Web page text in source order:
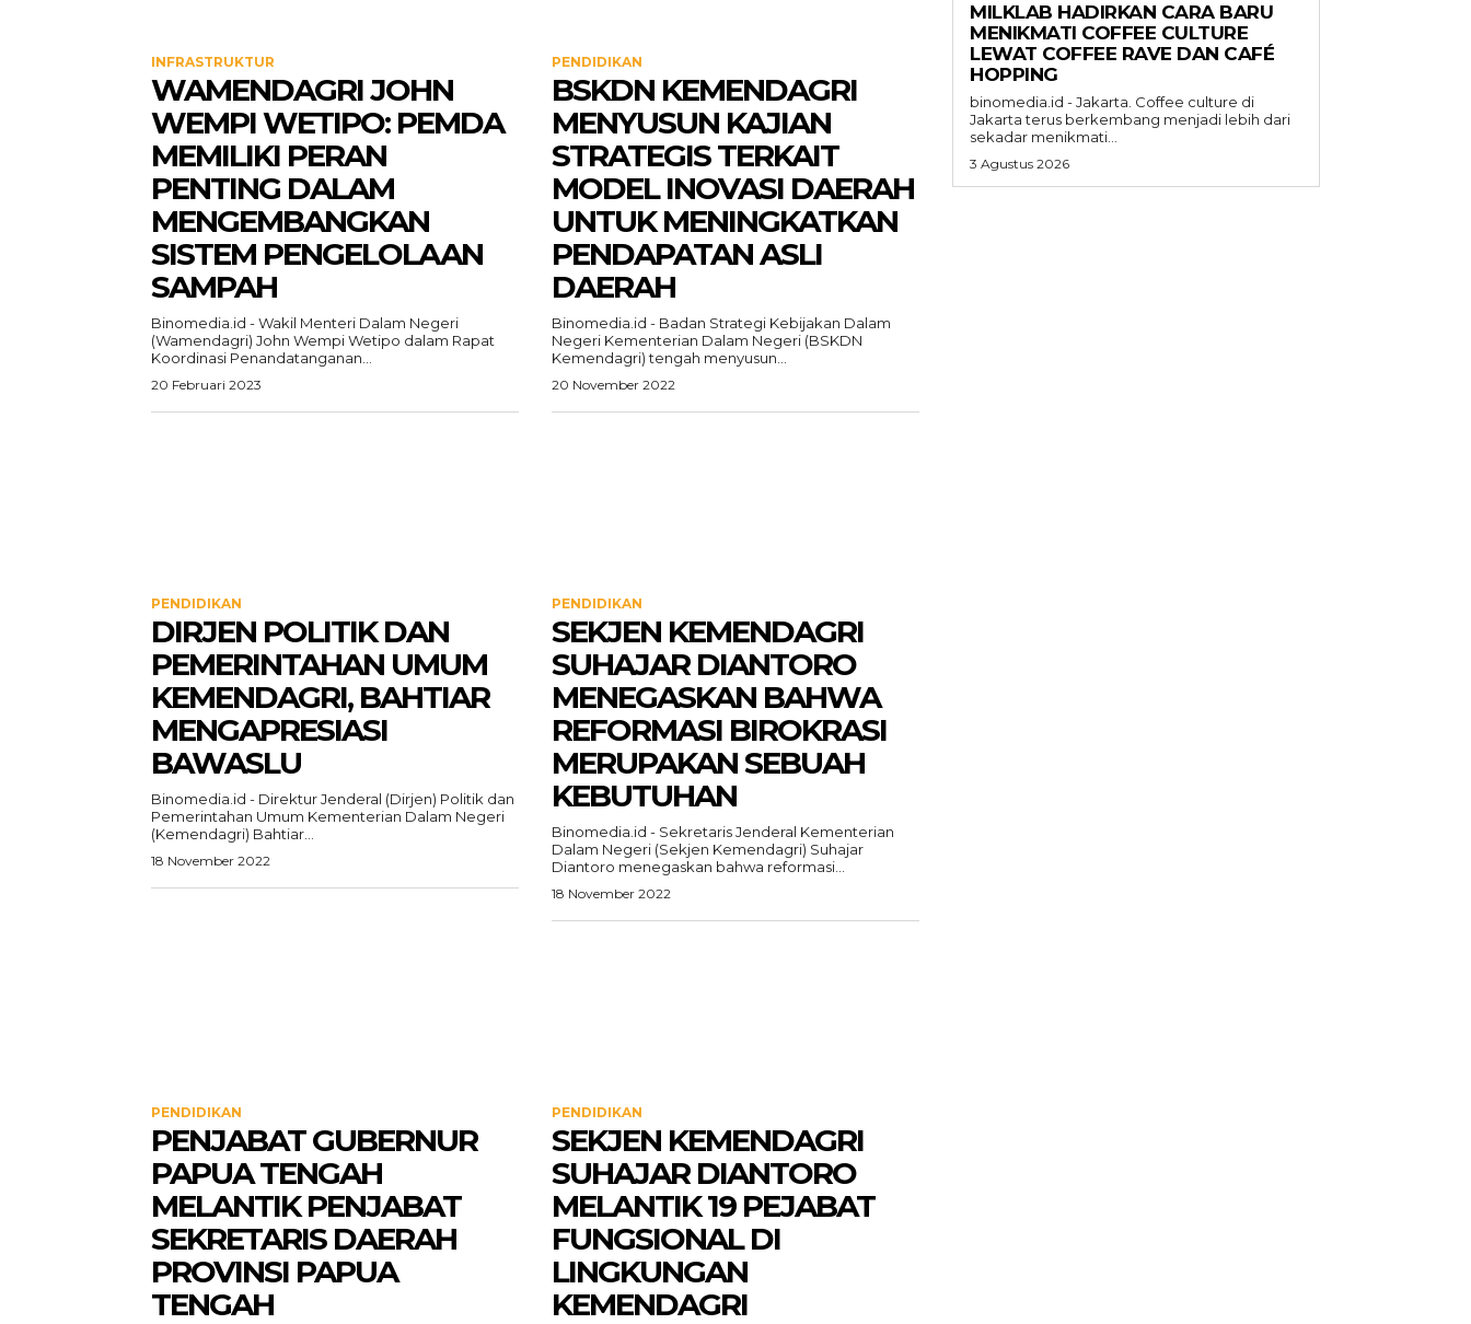
INFRASTRUKTUR
WAMENDAGRI JOHN
WEMPI WETIPO: PEMDA
MEMILIKI PERAN
PENTING DALAM
MENGEMBANGKAN
SISTEM PENGELOLAAN
SAMPAH
Binomedia.id - Wakil Menteri Dalam Negeri
(Wamendagri) John Wempi Wetipo dalam Rapat
Koordinasi Penandatanganan...
20 Februari 2023
PENDIDIKAN
BSKDN KEMENDAGRI
MENYUSUN KAJIAN
STRATEGIS TERKAIT
MODEL INOVASI DAERAH
UNTUK MENINGKATKAN
PENDAPATAN ASLI
DAERAH
Binomedia.id - Badan Strategi Kebijakan Dalam
Negeri Kementerian Dalam Negeri (BSKDN
Kemendagri) tengah menyusun...
20 November 2022
PENDIDIKAN
DIRJEN POLITIK DAN
PEMERINTAHAN UMUM
KEMENDAGRI, BAHTIAR
MENGAPRESIASI
BAWASLU
Binomedia.id - Direktur Jenderal (Dirjen) Politik dan
Pemerintahan Umum Kementerian Dalam Negeri
(Kemendagri) Bahtiar...
18 November 2022
PENDIDIKAN
SEKJEN KEMENDAGRI
SUHAJAR DIANTORO
MENEGASKAN BAHWA
REFORMASI BIROKRASI
MERUPAKAN SEBUAH
KEBUTUHAN
Binomedia.id - Sekretaris Jenderal Kementerian
Dalam Negeri (Sekjen Kemendagri) Suhajar
Diantoro menegaskan bahwa reformasi...
18 November 2022
PENDIDIKAN
PENJABAT GUBERNUR
PAPUA TENGAH
MELANTIK PENJABAT
SEKRETARIS DAERAH
PROVINSI PAPUA
TENGAH
PENDIDIKAN
SEKJEN KEMENDAGRI
SUHAJAR DIANTORO
MELANTIK 19 PEJABAT
FUNGSIONAL DI
LINGKUNGAN
KEMENDAGRI
MILKLAB HADIRKAN CARA BARU
MENIKMATI COFFEE CULTURE
LEWAT COFFEE RAVE DAN CAFÉ
HOPPING
binomedia.id - Jakarta. Coffee culture di
Jakarta terus berkembang menjadi lebih dari
sekadar menikmati...
3 Agustus 2026